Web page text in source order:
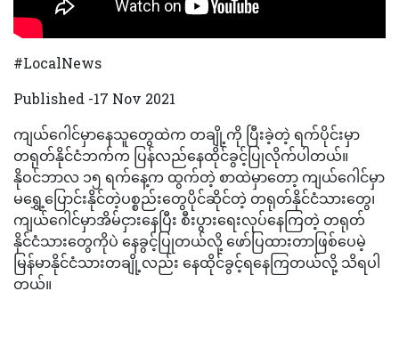
#LocalNews
Published -17 Nov 2021
ကျယ်ဂေါင်မှာနေသူတွေထဲက တချို့ကို ပြီးခဲ့တဲ့ ရက်ပိုင်းမှာ
တရုတ်နိုင်ငံဘက်က ပြန်လည်နေထိုင်ခွင့်ပြုလိုက်ပါတယ်။
နိုဝင်ဘာလ ၁၅ ရက်နေ့က ထွက်တဲ့ စာထဲမှာတော့ ကျယ်ဂေါင်မှာ
မရွှေ့ပြောင်းနိုင်တဲ့ပစ္စည်းတွေပိုင်ဆိုင်တဲ့ တရုတ်နိုင်ငံသားတွေ၊
ကျယ်ဂေါင်မှာအိမ်ငှားနေပြီး စီးပွားရေးလုပ်နေကြတဲ့ တရုတ်
နိုင်ငံသားတွေကိုပဲ နေခွင့်ပြုတယ်လို့ ဖော်ပြထားတာဖြစ်ပေမဲ့
မြန်မာနိုင်ငံသားတချို့လည်း နေထိုင်ခွင့်ရနေကြတယ်လို့ သိရပါ
တယ်။